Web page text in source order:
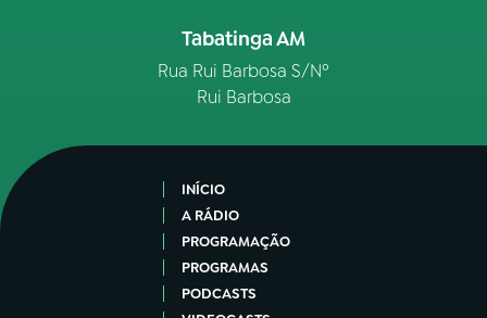
Tabatinga AM
Rua Rui Barbosa S/Nº
Rui Barbosa
INÍCIO
A RÁDIO
PROGRAMAÇÃO
PROGRAMAS
PODCASTS